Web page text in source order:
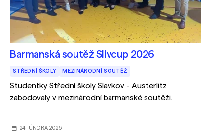
Barmanská soutěž Slivcup 2026
STŘEDNÍ ŠKOLY MEZINÁRODNÍ SOUTĚŽ
Studentky Střední školy Slavkov - Austerlitz
zabodovaly v mezinárodní barmanské soutěži.
24. ÚNORA 2026